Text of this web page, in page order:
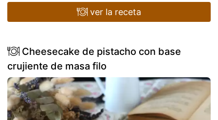
ver la receta
Cheesecake de pistacho con base
crujiente de masa filo